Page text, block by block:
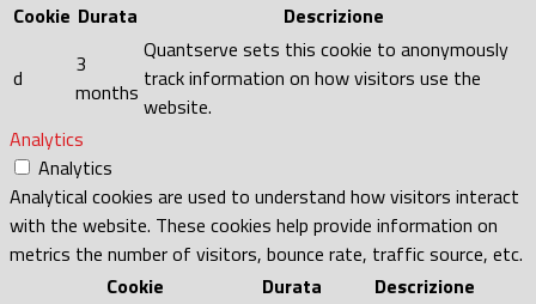
Cookie Durata Descrizione
d
3
months
Quantserve sets this cookie to anonymously
track information on how visitors use the
website.
Analytics
Analytics
Analytical cookies are used to understand how visitors interact
with the website. These cookies help provide information on
metrics the number of visitors, bounce rate, traffic source, etc.
Cookie
Durata Descrizione